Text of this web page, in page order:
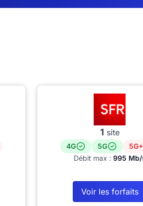
1 site
4G 5G
5G+
Débit max : 995 Mb/
Voir les forfaits